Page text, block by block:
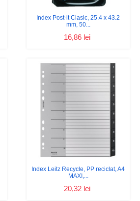
Index Post-it Clasic, 25.4 x 43.2
mm, 50...
16,86 lei
Index Leitz Recycle, PP reciclat, A4
MAXI,...
20,32 lei